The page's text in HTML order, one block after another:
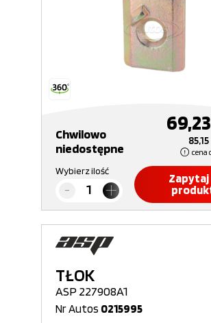
Chwilowo
niedostępne
69,23
85,15
cena
Wybierz ilość
Zapytaj
TŁOK
ASP 227908A1
Nr Autos 0215995